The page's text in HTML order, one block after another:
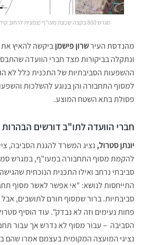
מגרש 800 בקצה שכונת מעו"ף (צפונית לרחוב קידמה)
מהנדסת העירשרון פישמןביקשה להאיץ
ונתקלה בביקורות מצד חברי הוועדה
ההשפעות הסביבתיות של התכנית כלל לא
למסוף התחבורה והן בנוגע להשלכות
פסולת בתא השטח המוצע.
חברי הוועדה לתו"ב דורשים הבהרות
יונתן סטרול, נציג המשרד להגנת הסביבה,
להקמת מסוף התחבורה במעו"ף, במגרש
סביבתי נרחב ואילו התכנית הנוכחית
התייחסות לנושא: "אי אפשר לאשר מסוף
סביבתיות. ברור שמסוף תורם לתושבים, אבל
פחות נעימים וזה לא נבדק". עוד הוסיף
הסביבה – עבור מסוף לא נדרש אך עבור
נציגי המועצה המקומית בעצמם אמרו שהם